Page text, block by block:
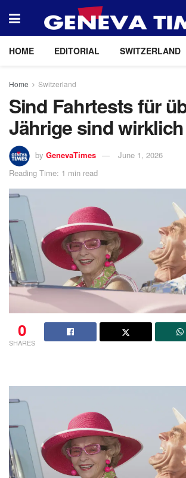
HOME EDITORIAL SWITZERLAND
Home Switzerland
Sind Fahrtests für
Jährige sind
by GenevaTimes
June 1, 2026
Reading Time: 1 min read
0
SHARES